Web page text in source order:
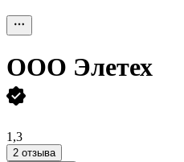
ООО Элетех
1,3
2 отзыва